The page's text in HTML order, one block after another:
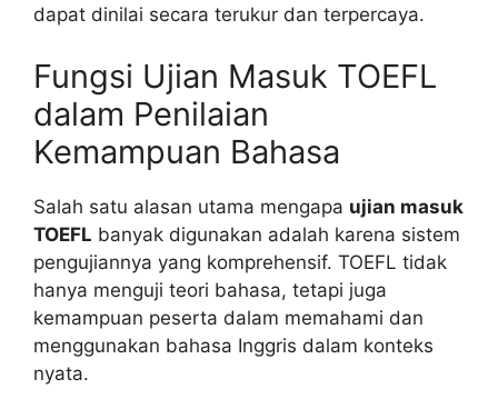
dapat dinilai secara terukur dan terpercaya.
Fungsi Ujian Masuk TOEFL
dalam Penilaian
Kemampuan Bahasa
Salah satu alasan utama mengapa ujian masuk
TOEFL banyak digunakan adalah karena sistem
pengujiannya yang komprehensif. TOEFL tidak
hanya menguji teori bahasa, tetapi juga
kemampuan peserta dalam memahami dan
menggunakan bahasa Inggris dalam konteks
nyata.